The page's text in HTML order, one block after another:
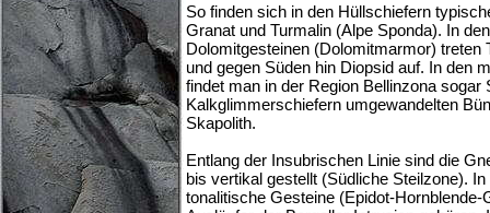
So finden sich in den Hüllschiefern
Granat und Turmalin (Alpe Sponda). In
Dolomitgesteinen (Dolomitmarmor) treten
und gegen Süden hin Diopsid auf. In den
findet man in der Region Bellinzona sogar
Kalkglimmerschiefern umgewandelten
Skapolith.
Entlang der Insubrischen Linie sind die
bis vertikal gestellt (Südliche Steilzone).
tonalitische Gesteine (Epidot-